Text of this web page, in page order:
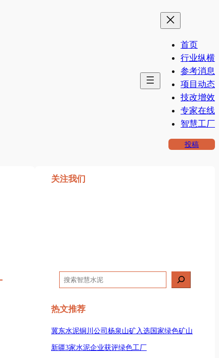
首页
行业纵横
参考消息
项目动态
技改增效
专家在线
智慧工厂
投稿
关注我们
搜
索
热文推荐
冀东水泥铜川公司杨泉山矿入选国家绿色矿山
新疆3家水泥企业获评绿色工厂